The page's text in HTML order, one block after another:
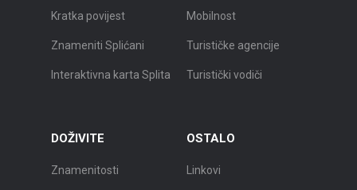
Kratka povijest
Znameniti Splićani
Interaktivna karta Splita
Mobilnost
Turističke agencije
Turistički vodiči
DOŽIVITE
Znamenitosti
OSTALO
Linkovi